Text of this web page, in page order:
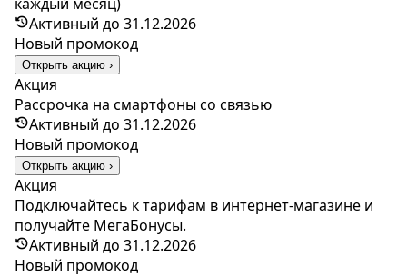
Активный до 31.12.2026
Новый промокод
Открыть акцию ›
Акция
Рассрочка на смартфоны со связью
Активный до 31.12.2026
Новый промокод
Открыть акцию ›
Акция
Подключайтесь к тарифам в интернет-магазине и
получайте МегаБонусы.
Активный до 31.12.2026
Новый промокод